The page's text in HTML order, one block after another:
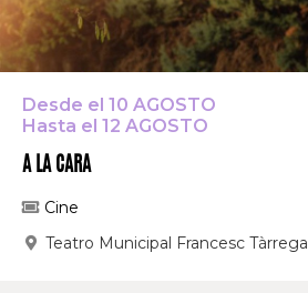
Desde el 10 AGOSTO
Hasta el 12 AGOSTO
A LA CARA
Cine
Teatro Municipal Francesc Tàrrega